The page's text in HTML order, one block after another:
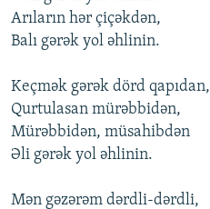
Arıların hər çiçəkdən,
Balı gərək yоl əhlinin.
Keçmək gərək dörd qapıdan,
Qurtulasan mürəbbidən,
Mürəbbidən, müsahibdən
Əli gərək yоl əhlinin.
Mən gəzərəm dərdli-dərdli,